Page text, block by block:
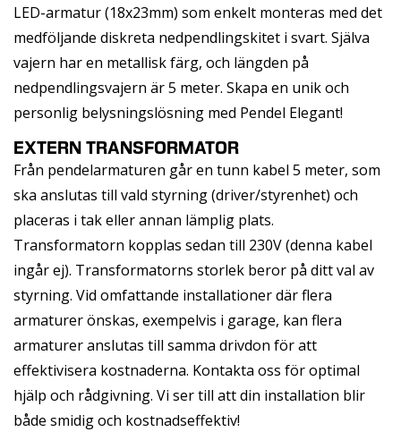
LED-armatur (18x23mm) som enkelt monteras med det
medföljande diskreta nedpendlingskitet i svart. Själva
vajern har en metallisk färg, och längden på
nedpendlingsvajern är 5 meter. Skapa en unik och
personlig belysningslösning med Pendel Elegant!
EXTERN TRANSFORMATOR
Från pendelarmaturen går en tunn kabel 5 meter, som
ska anslutas till vald styrning (driver/styrenhet) och
placeras i tak eller annan lämplig plats.
Transformatorn kopplas sedan till 230V (denna kabel
ingår ej). Transformatorns storlek beror på ditt val av
styrning. Vid omfattande installationer där flera
armaturer önskas, exempelvis i garage, kan flera
armaturer anslutas till samma drivdon för att
effektivisera kostnaderna. Kontakta oss för optimal
hjälp och rådgivning. Vi ser till att din installation blir
både smidig och kostnadseffektiv!